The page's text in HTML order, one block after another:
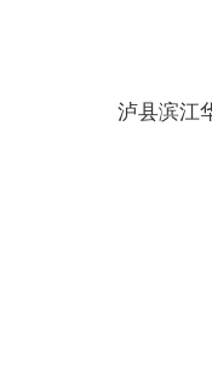
泸县滨江